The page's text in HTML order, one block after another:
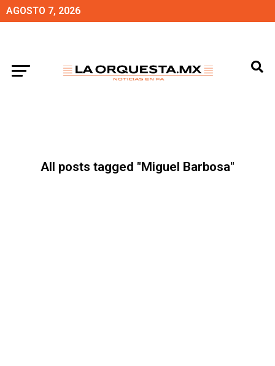
AGOSTO 7, 2026
All posts tagged "Miguel Barbosa"